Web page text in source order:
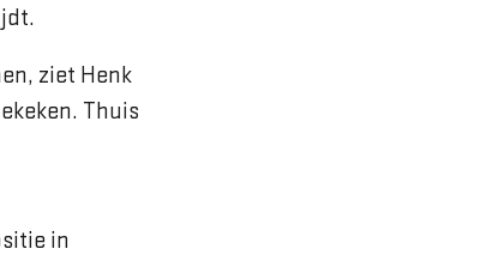
ziet Henk
Thuis
in